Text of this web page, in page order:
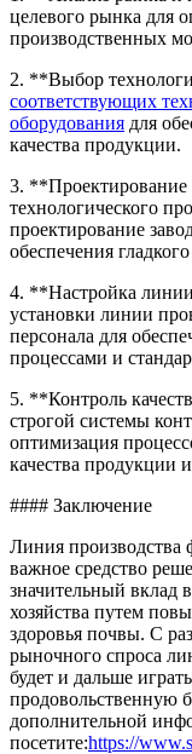
целевого рынка для
производственных
2. **Выбор
соответствующих
оборудования для
качества продукции.
3. **Проектирование
технологического
проектирование
обеспечения
4. **Настройка
установки линии
персонала для
процессами и
5. **Контроль
строгой системы
оптимизация
качества продукции
#### Заключение
Линия производства
важное средство
значительный вклад
хозяйства путем
здоровья почвы. С
рыночного спроса
будет и дальше
продовольственную
дополнительной
посетите:https://